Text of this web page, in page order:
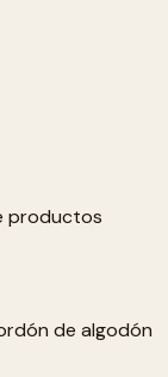
productos
de algodón